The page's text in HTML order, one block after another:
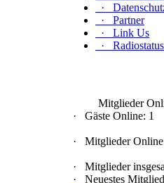
·
·
Partner
·
Link Us
·
Mitglieder
·
Gäste Online: 1
· Mitglieder
·
Mitglieder
·
Neuestes